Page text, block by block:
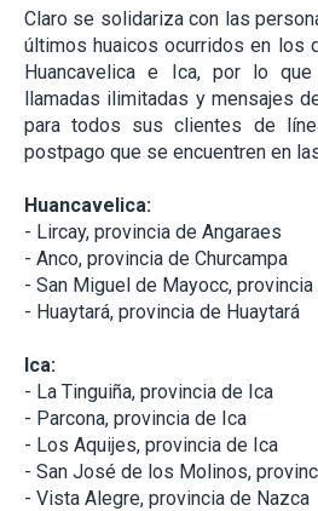
Claro se solidariza con las
últimos huaicos ocurridos en los
Huancavelica e Ica, por lo
llamadas ilimitadas y mensajes
para todos sus clientes de
postpago que se encuentren en
Huancavelica:
- Lircay, provincia de Angaraes
- Anco, provincia de Churcampa
- San Miguel de Mayocc, provincia
- Huaytará, provincia de Huaytará
Ica:
- La Tinguiña, provincia de Ica
- Parcona, provincia de Ica
- Los Aquijes, provincia de Ica
- San José de los Molinos,
- Vista Alegre, provincia de Nazca